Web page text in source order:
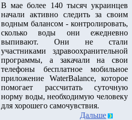
В мае более 140 тысяч украинцев
начали активно следить за своим
водным балансом - контролировать,
сколько воды они ежедневно
выпивают. Они не стали
участниками здравоохранительной
программы, а закачали на свои
телефоны бесплатное мобильное
приложение WaterBalance, которое
помогает рассчитать суточную
норму воды, необходимую человеку
для хорошего самочувствия.
Дальше